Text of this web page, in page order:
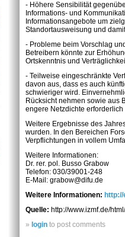
- Höhere Sensibilität
Informations- und
Informationsangebote um
Standortausweisung und
- Probleme beim Vorschlag
Betreibern könnte zur
Ortskenntnis und
- Teilweise eingeschränkte
davon aus, dass es auch
schwieriger wird.
Rücksicht nehmen sowie aus
engere Netzdichte
Weitere Ergebnisse des
wurden. In den Bereichen
Verpflichtungen in vollem
Weitere Informationen:
Dr. rer. pol. Busso Grabow
Telefon: 030/39001-248
E-Mail: grabow@difu.de
Weitere Informationen: http://
Quelle: http://www.izmf.de/
» login to post comments